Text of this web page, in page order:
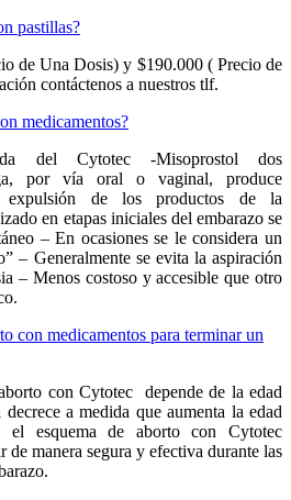
pastillas?
de Una Dosis) y $190.000 ( Precio de
contáctenos a nuestros tlf.
medicamentos?
del Cytotec -Misoprostol dos
por vía oral o vaginal, produce
expulsión de los productos de la
en etapas iniciales del embarazo se
– En ocasiones se le considera un
– Generalmente se evita la aspiración
– Menos costoso y accesible que otro
con medicamentos para terminar un
con Cytotec depende de la edad
a medida que aumenta la edad
el esquema de aborto con Cytotec
manera segura y efectiva durante las